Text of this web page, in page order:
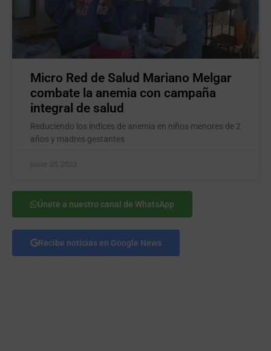
Micro Red de Salud Mariano Melgar
combate la anemia con campaña
integral de salud
Reduciendo los índices de anemia en niños menores de 2
años y madres gestantes
junio 25, 2023
Únete a nuestro canal de WhatsApp
Recibe noticias en Google News